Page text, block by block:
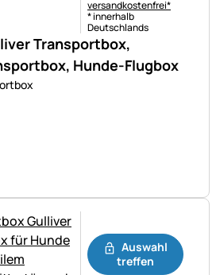
Transportbox,
Hunde-Flugbox
versandkostenfrei*
* innerhalb
Deutschlands
Auswahl
treffen